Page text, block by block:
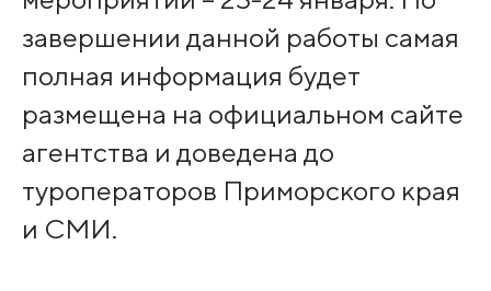
завершении данной работы самая
полная информация будет
размещена на официальном сайте
агентства и доведена до
туроператоров Приморского края
и СМИ.